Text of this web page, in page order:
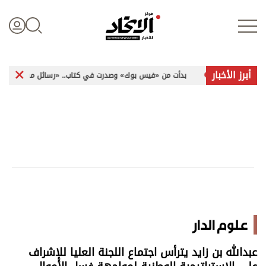
علوم الدار
اقتصاد
الرياضة
أبرز الأخباربدأت من «فيس بوك» وصدرت في كتاب.. «رسائل مشفرة» تخاطب
علوم الدار
عبدالله بن زايد يترأس اجتماع اللجنة العليا للإشراف